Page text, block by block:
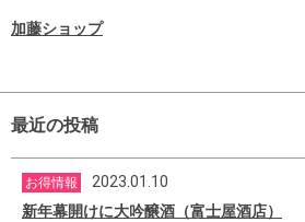
加藤ショップ
最近の投稿
お得情報
2023.01.10
新年幕開けに大吟醸酒（富士屋酒店）